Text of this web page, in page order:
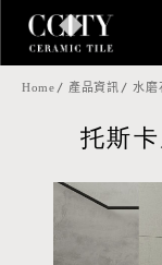
Home 產品資訊 水磨
托斯